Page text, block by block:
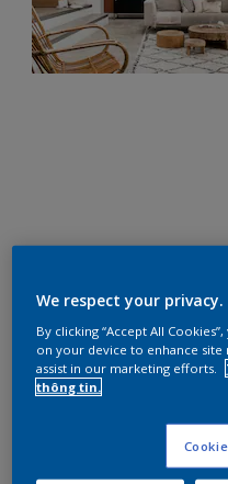
We respect your privacy.
By clicking “Accept All
on your device to enhance site
assist in our marketing efforts.
thông tin.